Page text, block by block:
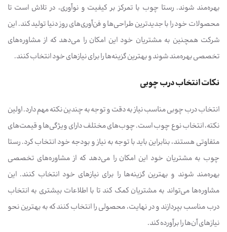
بهره‌مند شوند. رستا چوب با تمرکز بر کیفیت و نوآوری، در تلاش است تا
محصولات خود را با جدیدترین طراحی‌ها و فن‌آوری‌های روز دنیا تولید کند. این
شرکت همچنین به مشتریان خود این امکان را می‌دهد که از مشاوره‌های
تخصصی بهره‌مند شوند و بهترین گزینه‌ها را برای نیازهای خود انتخاب کنند.
نکات انتخاب درب چوبی
انتخاب درب چوبی مناسب نیاز به دقت و توجه به چندین نکته مهم دارد. اولین
نکته، انتخاب نوع چوب است. چوب‌های مختلف دارای ویژگی‌ها و قیمت‌های
متفاوتی هستند، بنابراین باید با توجه به نیاز و بودجه خود انتخاب کرد. رستا
چوب به مشتریان خود این امکان را می‌دهد که از مشاوره‌های تخصصی
بهره‌مند شوند و بهترین گزینه‌ها را برای نیازهای خود انتخاب کنند. این
مشاوره‌ها می‌تواند به مشتریان کمک کند تا با اطلاعات بیشتری به انتخاب
درب مناسب بپردازند و در نهایت، محصولی را انتخاب کنند که به بهترین نحو
نیازهای آن‌ها را برآورده کند.